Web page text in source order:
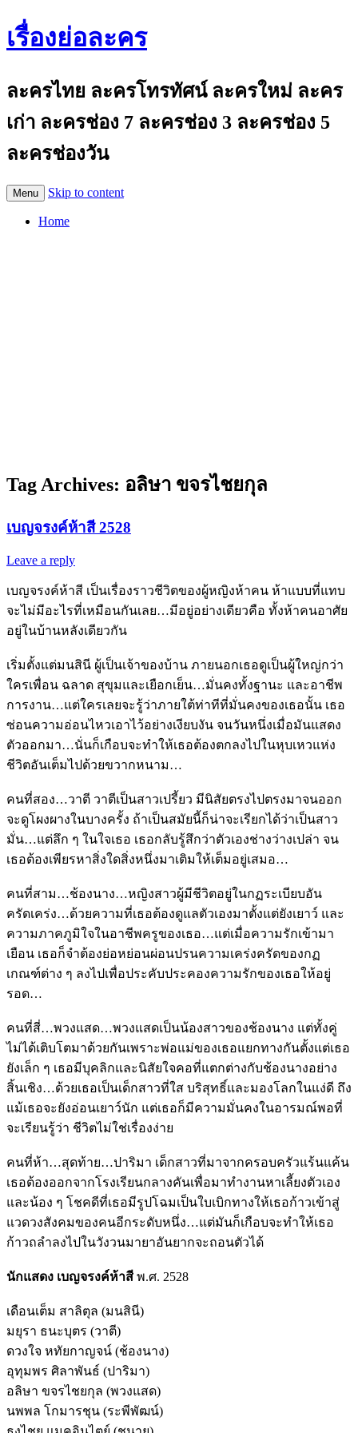
เรื่องย่อละคร
ละครไทย ละครโทรทัศน์ ละครใหม่ ละคร
เก่า ละครช่อง 7 ละครช่อง 3 ละครช่อง 5
ละครช่องวัน
Menu Skip to content
Home
Tag Archives: อลิษา ขจรไชยกุล
เบญจรงค์ห้าสี 2528
Leave a reply
เบญจรงค์ห้าสี เป็นเรื่องราวชีวิตของผู้หญิงห้าคน ห้าแบบที่แทบ
จะไม่มีอะไรที่เหมือนกันเลย…มีอยู่อย่างเดียวคือ ทั้งห้าคนอาศัย
อยู่ในบ้านหลังเดียวกัน
เริ่มตั้งแต่มนสินี ผู้เป็นเจ้าของบ้าน ภายนอกเธอดูเป็นผู้ใหญ่กว่า
ใครเพื่อน ฉลาด สุขุมและเยือกเย็น…มั่นคงทั้งฐานะ และอาชีพ
การงาน…แต่ใครเลยจะรู้ว่าภายใต้ท่าทีที่มั่นคงของเธอนั้น เธอ
ซ่อนความอ่อนไหวเอาไว้อย่างเงียบงัน จนวันหนึ่งเมื่อมันแสดง
ตัวออกมา…นั่นก็เกือบจะทำให้เธอต้องตกลงไปในหุบเหวแห่ง
ชีวิตอันเต็มไปด้วยขวากหนาม…
คนที่สอง…วาตี วาตีเป็นสาวเปรี้ยว มีนิสัยตรงไปตรงมาจนออก
จะดูโผงผางในบางครั้ง ถ้าเป็นสมัยนี้ก็น่าจะเรียกได้ว่าเป็นสาว
มั่น…แต่ลึก ๆ ในใจเธอ เธอกลับรู้สึกว่าตัวเองช่างว่างเปล่า จน
เธอต้องเพียรหาสิ่งใดสิ่งหนึ่งมาเติมให้เต็มอยู่เสมอ…
คนที่สาม…ช้องนาง…หญิงสาวผู้มีชีวิตอยู่ในกฏระเบียบอัน
ครัดเคร่ง…ด้วยความที่เธอต้องดูแลตัวเองมาตั้งแต่ยังเยาว์ และ
ความภาคภูมิใจในอาชีพครูของเธอ…แต่เมื่อความรักเข้ามา
เยือน เธอก็จำต้องย่อหย่อนผ่อนปรนความเคร่งครัดของกฏ
เกณฑ์ต่าง ๆ ลงไปเพื่อประคับประคองความรักของเธอให้อยู่
รอด…
คนที่สี่…พวงแสด…พวงแสดเป็นน้องสาวของช้องนาง แต่ทั้งคู่
ไม่ได้เติบโตมาด้วยกันเพราะพ่อแม่ของเธอแยกทางกันตั้งแต่เธอ
ยังเล็ก ๆ เธอมีบุคลิกและนิสัยใจคอที่แตกต่างกับช้องนางอย่าง
สิ้นเชิง…ด้วยเธอเป็นเด็กสาวที่ใส บริสุทธิ์และมองโลกในแง่ดี ถึง
แม้เธอจะยังอ่อนเยาว์นัก แต่เธอก็มีความมั่นคงในอารมณ์พอที่
จะเรียนรู้ว่า ชีวิตไม่ใช่เรื่องง่าย
คนที่ห้า…สุดท้าย…ปาริมา เด็กสาวที่มาจากครอบครัวแร้นแค้น
เธอต้องออกจากโรงเรียนกลางคันเพื่อมาทำงานหาเลี้ยงตัวเอง
และน้อง ๆ โชคดีที่เธอมีรูปโฉมเป็นใบเบิกทางให้เธอก้าวเข้าสู่
แวดวงสังคมของคนอีกระดับหนึ่ง…แต่มันก็เกือบจะทำให้เธอ
ก้าวถลำลงไปในวังวนมายาอันยากจะถอนตัวได้
นักแสดง เบญจรงค์ห้าสี พ.ศ. 2528
เดือนเต็ม สาลิตุล (มนสินี)
มยุรา ธนะบุตร (วาตี)
ดวงใจ หทัยกาญจน์ (ช้องนาง)
อุทุมพร ศิลาพันธ์ (ปาริมา)
อลิษา ขจรไชยกุล (พวงแสด)
นพพล โกมารชุน (ระพีพัฒน์)